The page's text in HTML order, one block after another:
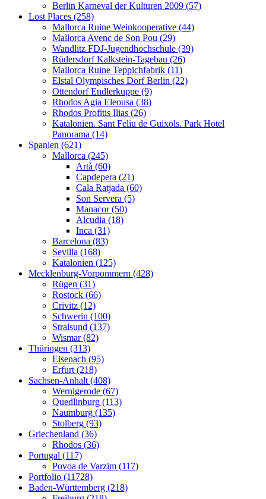
Berlin Karneval der Kulturen 2009 (57)
Lost Places (258)
Mallorca Ruine Weinkooperative (44)
Mallorca Avenc de Son Pou (29)
Wandlitz FDJ-Jugendhochschule (39)
Rüdersdorf Kalkstein-Tagebau (26)
Mallorca Ruine Teppichfabrik (11)
Elstal Olympisches Dorf Berlin (22)
Ottendorf Endlerkuppe (9)
Rhodos Agia Eleousa (38)
Rhodos Profitis Ilias (26)
Katalonien. Sant Feliu de Guixols. Park Hotel
Panorama (14)
Spanien (621)
Mallorca (245)
Artà (60)
Capdepera (21)
Cala Ratjada (60)
Son Servera (5)
Manacor (50)
Alcudia (18)
Inca (31)
Barcelona (83)
Sevilla (168)
Katalonien (125)
Mecklenburg-Vorpommern (428)
Rügen (31)
Rostock (66)
Crivitz (12)
Schwerin (100)
Stralsund (137)
Wismar (82)
Thüringen (313)
Eisenach (95)
Erfurt (218)
Sachsen-Anhalt (408)
Wernigerode (67)
Quedlinburg (113)
Naumburg (135)
Stolberg (93)
Griechenland (36)
Rhodos (36)
Portugal (117)
Povoa de Varzim (117)
Portfolio (11728)
Baden-Württemberg (218)